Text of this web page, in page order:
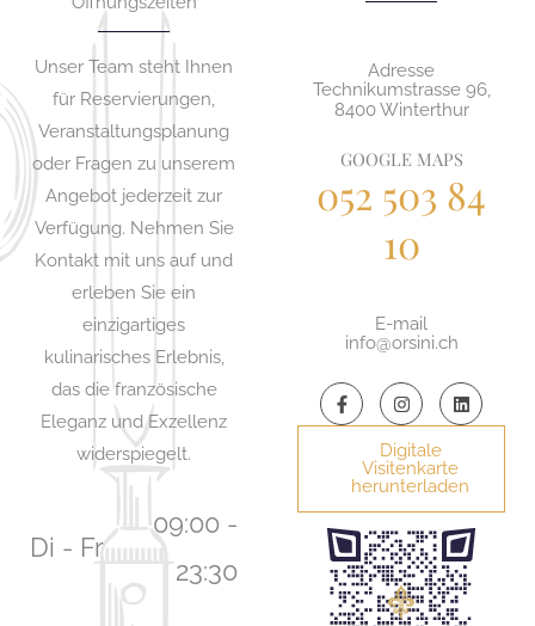
Unser Team steht Ihnen
für Reservierungen,
Veranstaltungsplanung
oder Fragen zu unserem
Angebot jederzeit zur
Verfügung. Nehmen Sie
Kontakt mit uns auf und
erleben Sie ein
einzigartiges
kulinarisches Erlebnis,
das die französische
Eleganz und Exzellenz
widerspiegelt.
Di - Fr
09:00 -
23:30
Adresse
Technikumstrasse 96,
8400 Winterthur
GOOGLE MAPS
052 503 84
10
E-mail
info@orsini.ch
F
a
c
k
-
f
I
n
s
t
a
g
r
a
m
L
i
n
d
i
n
Digitale
Visitenkarte
herunterladen